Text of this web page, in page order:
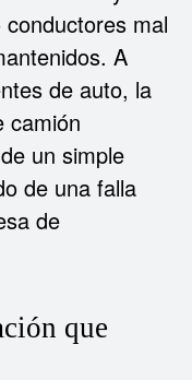
mal
A
de auto, la
camión
un simple
de una falla
de
que